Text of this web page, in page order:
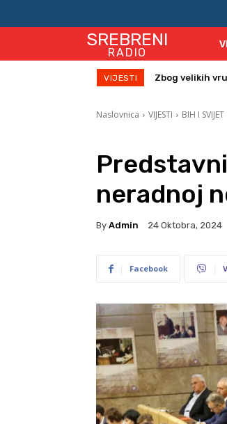
SREBRENI
RADIO
VIJESTI Biometrija i
Naslovnica VIJESTI BIH I SVIJET
neradnoj
By Admin 24 Oktobra, 2024
Facebook